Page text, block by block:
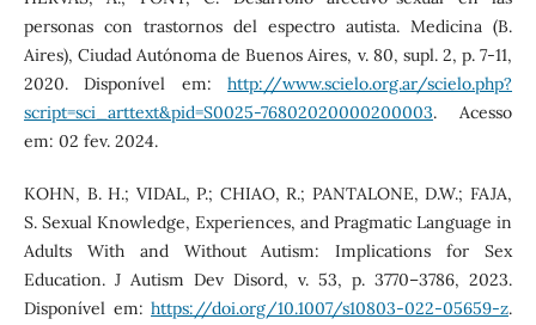
personas con trastornos del espectro autista. Medicina (B.
Aires), Ciudad Autónoma de Buenos Aires, v. 80, supl. 2, p. 7-11,
2020. Disponível em:http://www.scielo.org.ar/scielo.php?
script=sci_arttext&pid=S0025-76802020000200003. Acesso
em: 02 fev. 2024.
KOHN, B. H.; VIDAL, P.; CHIAO, R.; PANTALONE, D.W.; FAJA,
S. Sexual Knowledge, Experiences, and Pragmatic Language in
Adults With and Without Autism: Implications for Sex
Education. J Autism Dev Disord, v. 53, p. 3770–3786, 2023.
Disponível em:https://doi.org/10.1007/s10803-022-05659-z.